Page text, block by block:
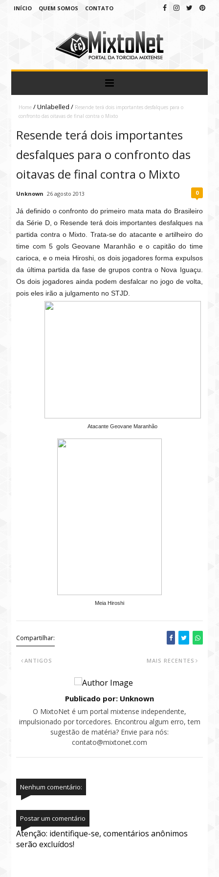
INÍCIO QUEM SOMOS CONTATO
Home /Unlabelled/ Resende terá dois importantes desfalques para o
confronto das oitavas de final contra o Mixto
Resende terá dois importantes
desfalques para o confronto das
oitavas de final contra o Mixto
Unknown 26 agosto 2013 0
Já definido o confronto do primeiro mata mata do Brasileiro
da Série D, o Resende terá dois importantes desfalques na
partida contra o Mixto. Trata-se do atacante e artilheiro do
time com 5 gols Geovane Maranhão e o capitão do time
carioca, e o meia Hiroshi, os dois jogadores forma expulsos
da última partida da fase de grupos contra o Nova Iguaçu.
Os dois jogadores ainda podem desfalcar no jogo de volta,
pois eles irão a julgamento no STJD.
Atacante Geovane Maranhão
Meia Hiroshi
Compartilhar:
MAIS RECENTES
ANTIGOS
Publicado por: Unknown
O MixtoNet é um portal mixtense independente,
impulsionado por torcedores. Encontrou algum erro, tem
sugestão de matéria? Envie para nós:
contato@mixtonet.com
Nenhum comentário:
Postar um comentário
Atenção: identifique-se, comentários anônimos
serão excluídos!